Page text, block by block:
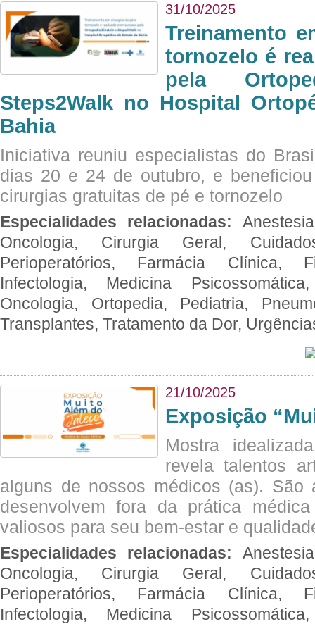
31/10/2025
Treinamento
tornozelo é
pela
Steps2Walk no Hospital
Bahia
Iniciativa reuniu especialistas do
dias 20 e 24 de outubro, e
cirurgias gratuitas de pé e tornozelo
Especialidades relacionadas:
Oncologia, Cirurgia Geral,
Perioperatórios, Farmácia Clínica,
Infectologia, Medicina
Oncologia, Ortopedia, Pediatria,
Transplantes, Tratamento da Dor,
21/10/2025
Exposição
Mostra
revela talentos
alguns de nossos médicos (as). São
desenvolvem fora da prática
valiosos para seu bem-estar e
Especialidades relacionadas:
Oncologia, Cirurgia Geral,
Perioperatórios, Farmácia Clínica,
Infectologia, Medicina